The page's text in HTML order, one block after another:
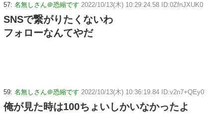
57: 名無しさん＠恐縮です 2022/10/13(木) 10:29:24.58 ID:0ZfnJXUK0
SNSで繋がりたくないわ
フォローなんてやだ
59: 名無しさん＠恐縮です 2022/10/13(木) 10:36:19.84 ID:v2n7+QEy0
俺が見た時は100ちょいしかいなかったよ